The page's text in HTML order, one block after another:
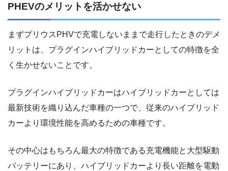
PHEVのメリットを活かせない
まずプリウスPHVで充電しないままで走行したときのデメ
リットは、プラグインハイブリッドカーとしての特徴を全
く生かせないことです。
プラグインハイブリッドカーはハイブリッドカーとしては
最新技術を織り込んだ車種の一つで、従来のハイブリッド
カーより環境性能を高めるための車種です。
その中心はもちろん最大の特徴である充電機能と大型駆動
バッテリーにあり、ハイブリッドカーより長い距離を電動